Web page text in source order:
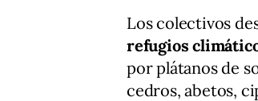
Los colectivos
refugios
por plátanos de
cedros, abetos,